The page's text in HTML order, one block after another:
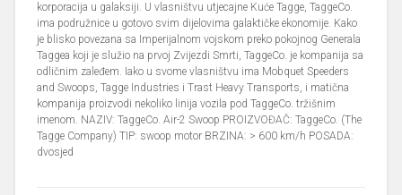
korporacija u galaksiji. U vlasništvu utjecajne Kuće Tagge, TaggeCo.
ima podružnice u gotovo svim dijelovima galaktičke ekonomije. Kako
je blisko povezana sa Imperijalnom vojskom preko pokojnog Generala
Taggea koji je služio na prvoj Zvijezdi Smrti, TaggeCo. je kompanija sa
odličnim zaleđem. Iako u svome vlasništvu ima Mobquet Speeders
and Swoops, Tagge Industries i Trast Heavy Transports, i matična
kompanija proizvodi nekoliko linija vozila pod TaggeCo. tržišnim
imenom. NAZIV: TaggeCo. Air-2 Swoop PROIZVOĐAČ: TaggeCo. (The
Tagge Company) TIP: swoop motor BRZINA: > 600 km/h POSADA:
dvosjed